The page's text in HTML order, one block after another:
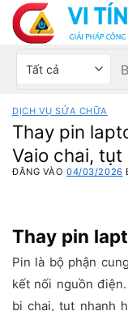
Bỏ
qua
nội
dungChọn
sản
phẩm
Tìm
DỊCH VỤ SỬA CHỮA
Thay pin
Vaio chai, tụt
ĐĂNG VÀO04/03/2026
Thay pin
Pin là bộ phận
kết nối nguồn
bị chai, tụt nhanh